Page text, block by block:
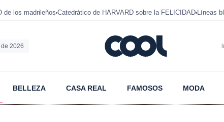
de los madrileños Catedrático de HARVARD sobre la FELICIDAD Líneas
2026
BELLEZA CASA REAL FAMOSOS MODA